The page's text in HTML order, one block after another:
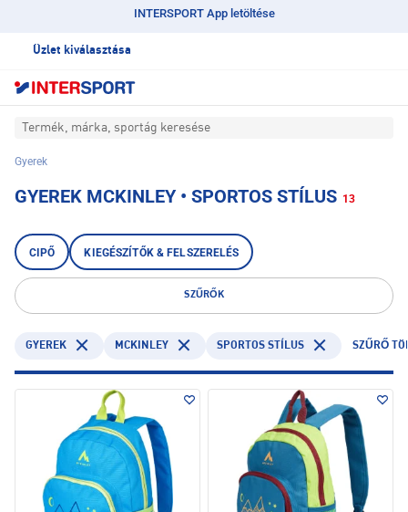
INTERSPORT App letöltése
Üzlet kiválasztása
Termék, márka, sportág keresése
Gyerek
GYEREK MCKINLEY • SPORTOS STÍLUS 13
CIPŐ KIEGÉSZÍTŐK & FELSZERELÉS
SZŰRŐK
GYEREK MCKINLEY SPORTOS STÍLUS SZŰRŐ